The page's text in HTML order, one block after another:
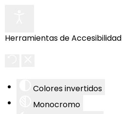
Herramientas de Accesibilidad
Colores invertidos
Monocromo